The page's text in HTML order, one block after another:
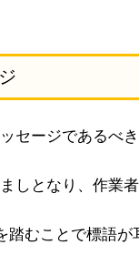
セージであるべ
しとなり、作業
踏むことで標語